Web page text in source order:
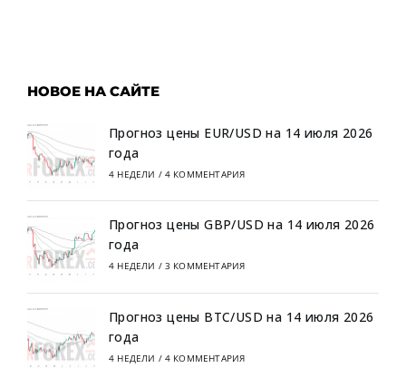
НОВОЕ НА САЙТЕ
Прогноз цены EUR/USD на 14 июля 2026
года
4 НЕДЕЛИ / 4 КОММЕНТАРИЯ
Прогноз цены GBP/USD на 14 июля 2026
года
4 НЕДЕЛИ / 3 КОММЕНТАРИЯ
Прогноз цены BTC/USD на 14 июля 2026
года
4 НЕДЕЛИ / 4 КОММЕНТАРИЯ